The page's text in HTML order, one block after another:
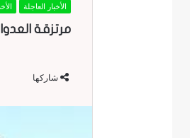
الأخبار العاجلة
مرتزقة
شاركها